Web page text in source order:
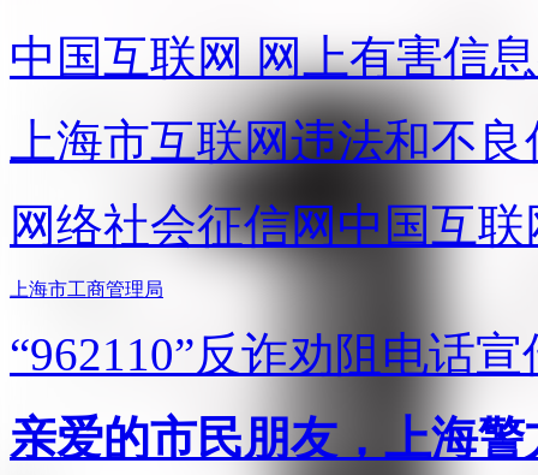
中国互联网 网上有害信
上海市互联网违法和不
网络社会征信网中国互
上海市工商管理局
“962110”反诈劝阻电话宣
亲爱的市民朋友，上海